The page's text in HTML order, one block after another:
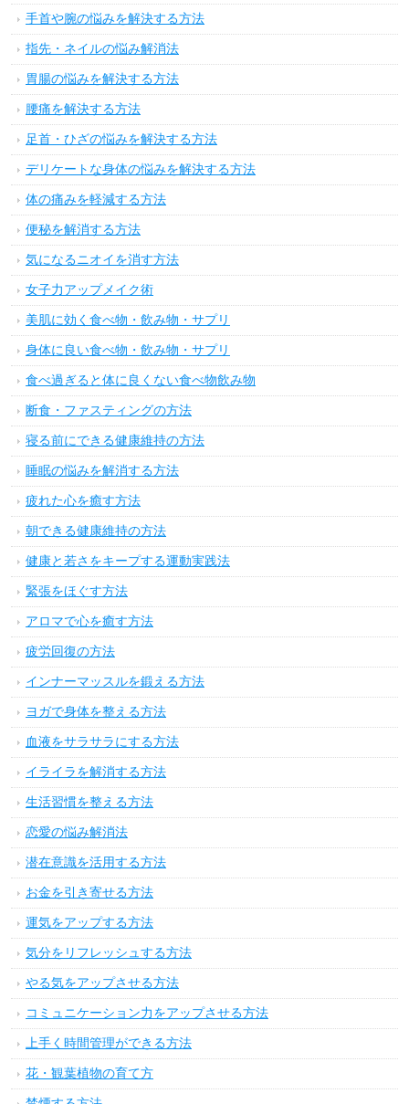
手首や腕の悩みを解決する方法
指先・ネイルの悩み解消法
胃腸の悩みを解決する方法
腰痛を解決する方法
足首・ひざの悩みを解決する方法
デリケートな身体の悩みを解決する方法
体の痛みを軽減する方法
便秘を解消する方法
気になるニオイを消す方法
女子力アップメイク術
美肌に効く食べ物・飲み物・サプリ
身体に良い食べ物・飲み物・サプリ
食べ過ぎると体に良くない食べ物飲み物
断食・ファスティングの方法
寝る前にできる健康維持の方法
睡眠の悩みを解消する方法
疲れた心を癒す方法
朝できる健康維持の方法
健康と若さをキープする運動実践法
緊張をほぐす方法
アロマで心を癒す方法
疲労回復の方法
インナーマッスルを鍛える方法
ヨガで身体を整える方法
血液をサラサラにする方法
イライラを解消する方法
生活習慣を整える方法
恋愛の悩み解消法
潜在意識を活用する方法
お金を引き寄せる方法
運気をアップする方法
気分をリフレッシュする方法
やる気をアップさせる方法
コミュニケーション力をアップさせる方法
上手く時間管理ができる方法
花・観葉植物の育て方